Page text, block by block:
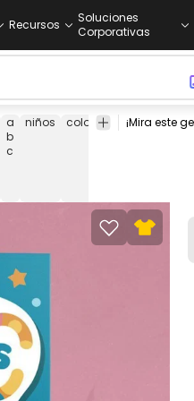
Recursos
Soluciones
Corporativas
a
b
c
niños colorante aprender